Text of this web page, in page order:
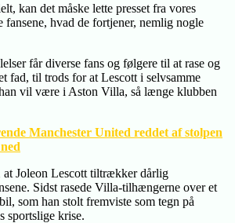
kan det måske lette presset fra vores
hvad de fortjener, nemlig nogle
får diverse fans og følgere til at rase og
fad, til trods for at Lescott i selvsamme
vil være i Aston Villa, så længe klubben
Manchester United reddet af stolpen
at Joleon Lescott tiltrækker dårlig
Sidst rasede Villa-tilhængerne over et
som han stolt fremviste som tegn på
sportslige krise.